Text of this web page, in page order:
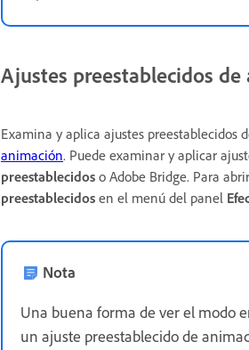
Ajustes preestablecidos
Examina y aplica ajustes preestablecidos
animación. Puede examinar y aplicar
preestablecidos o Adobe Bridge. Para
preestablecidos en el menú del panel
Nota
Una buena forma de ver el modo
un ajuste preestablecido de